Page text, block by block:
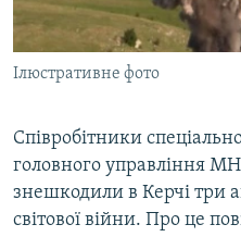
СВІДЧЕННЯ ОКУПАЦІЇ
УКРАЇНСЬКА ПРОБЛЕМА КРИМУ
ІНФОГРАФІКА
Qırımtatar
ДОЛУЧАЙСЯ!
Усі сайти RFE/RL
Ілюстративне фото
Співробітники
головного управління
знешкодили в Керчі три
світової війни. Про це